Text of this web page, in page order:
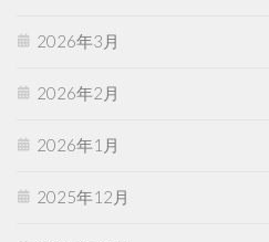
2026年3月
2026年2月
2026年1月
2025年12月